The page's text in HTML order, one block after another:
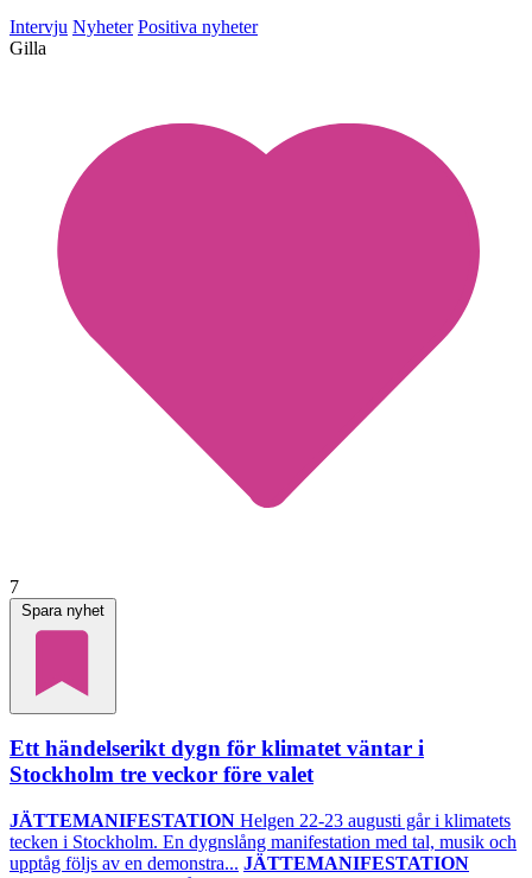
Intervju Nyheter Positiva nyheter
Gilla
7
Spara nyhet
Ett händelserikt dygn för klimatet väntar i
Stockholm tre veckor före valet
JÄTTEMANIFESTATION Helgen 22-23 augusti går i klimatets
tecken i Stockholm. En dygnslång manifestation med tal, musik och
upptåg följs av en demonstra... JÄTTEMANIFESTATION